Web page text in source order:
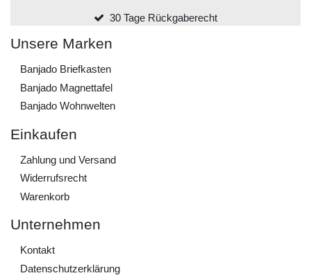
30 Tage Rückgaberecht
Unsere Marken
Banjado Briefkasten
Banjado Magnettafel
Banjado Wohnwelten
Einkaufen
Zahlung und Versand
Widerrufs­recht
Warenkorb
Unternehmen
Kontakt
Daten­schutz­erklärung